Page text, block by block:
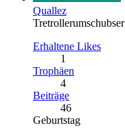
Quallez
Tretrollerumschubser
Erhaltene Likes
1
Trophäen
4
Beiträge
46
Geburtstag